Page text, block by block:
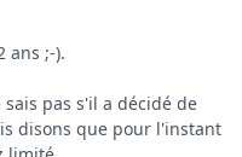
ans ;-).
pas s'il a décidé de
disons que pour l'instant